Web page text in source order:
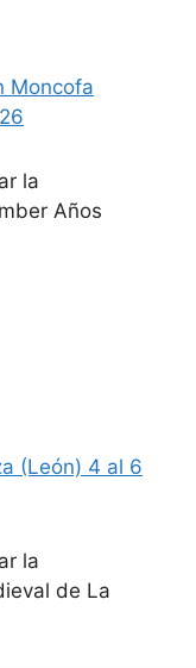
Moncofa
la
Años
(León) 4 al 6
la
de La